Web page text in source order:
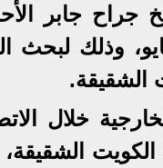
جراح جابر
٢٨ مايو،
الشقيقة.
خلال
الكويت